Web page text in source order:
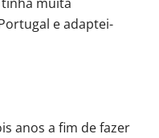
e adaptei-
anos a fim de fazer